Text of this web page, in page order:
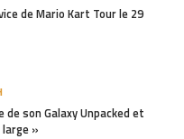
de Mario Kart Tour le 29
son Galaxy Unpacked et
»